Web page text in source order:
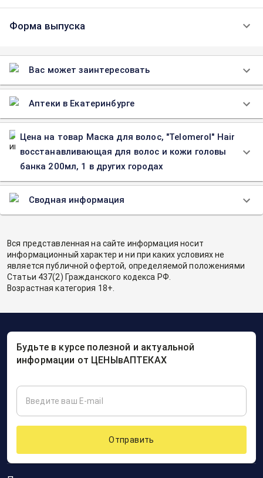
Форма выпуска
Вас может заинтересовать
Аптеки в Екатеринбурге
Цена на товар Маска для волос, "Telomerol" Hair
восстанавливающая для волос и кожи головы
банка 200мл, 1 в других городах
Сводная информация
Вся представленная на сайте информация носит
информационный характер и ни при каких условиях не
является публичной офертой, определяемой положениями
Статьи 437(2) Гражданского кодекса РФ.
Возрастная категория 18+.
Будьте в курсе полезной и актуальной
информации от ЦЕНЫвАПТЕКАХ
Отправить